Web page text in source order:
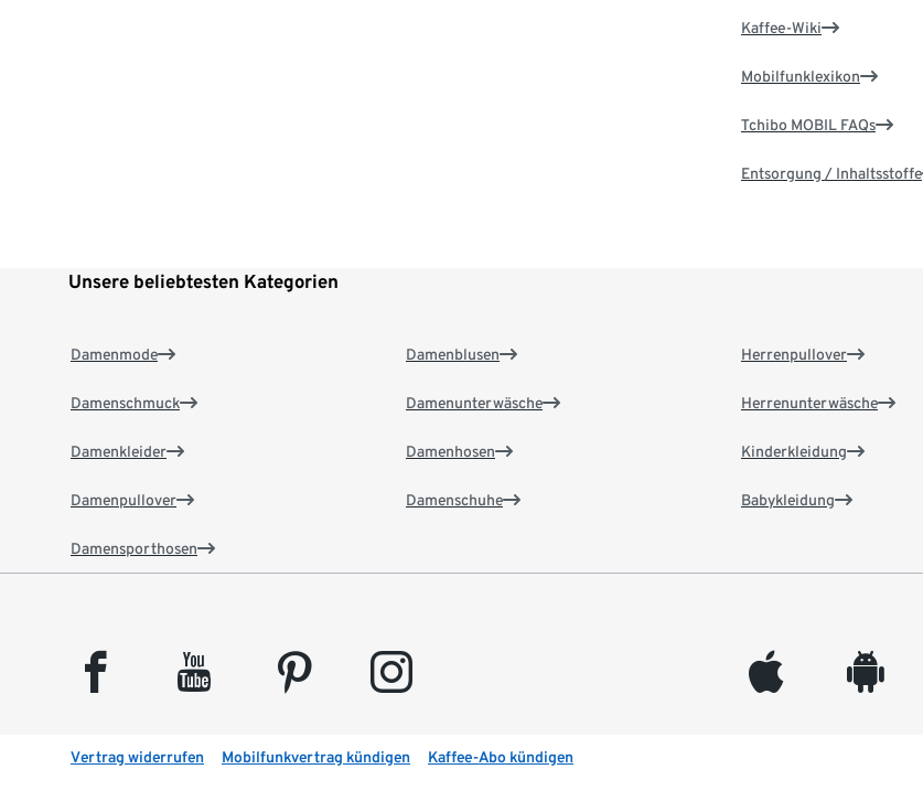
Kaffee-Wiki
Mobilfunklexikon
Tchibo MOBIL FAQs
Entsorgung / Inhaltsstoffe
Unsere beliebtesten Kategorien
Damenmode
Damenschmuck
Damenkleider
Damenpullover
Damensporthosen
Damenblusen
Damenunterwäsche
Damenhosen
Damenschuhe
Herrenpullover
Herrenunterwäsche
Kinderkleidung
Babykleidung
facebook youtube pinterest instagram appleinc android
Vertrag widerrufen Mobilfunkvertrag kündigen Kaffee-Abo kündigen